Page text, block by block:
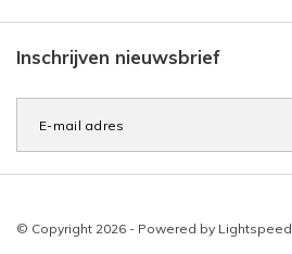
Inschrijven nieuwsbrief
© Copyright 2026 - Powered by Lightspeed